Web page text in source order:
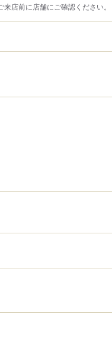
店前に店舗にご確認ください。